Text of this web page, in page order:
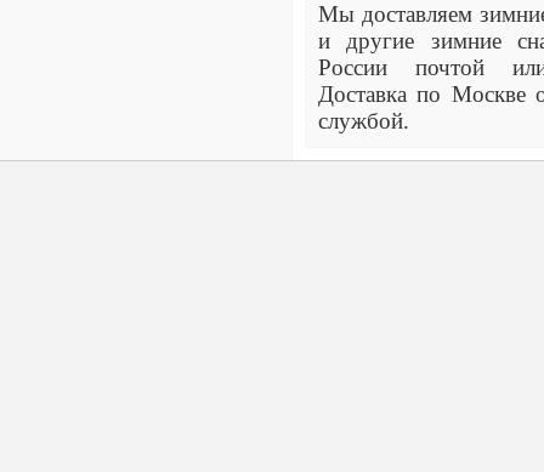
Мы доставляем
и другие зимние
России почтой
Доставка по Москве
службой.